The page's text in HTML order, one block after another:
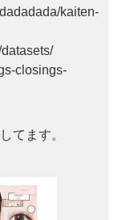
kaiten-
closings-
てます。